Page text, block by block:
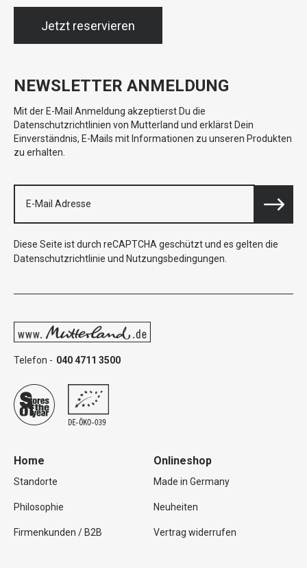
Jetzt reservieren
NEWSLETTER ANMELDUNG
Mit der E-Mail Anmeldung akzeptierst Du die
Datenschutzrichtlinien von Mutterland und erklärst Dein
Einverständnis, E-Mails mit Informationen zu unseren Produkten
zu erhalten.
Diese Seite ist durch reCAPTCHA geschützt und es gelten die
Datenschutzrichtlinie und Nutzungsbedingungen
Telefon - 040 4711 3500
Home
Standorte
Philosophie
Firmenkunden / B2B
Onlineshop
Made in Germany
Neuheiten
Vertrag widerrufen